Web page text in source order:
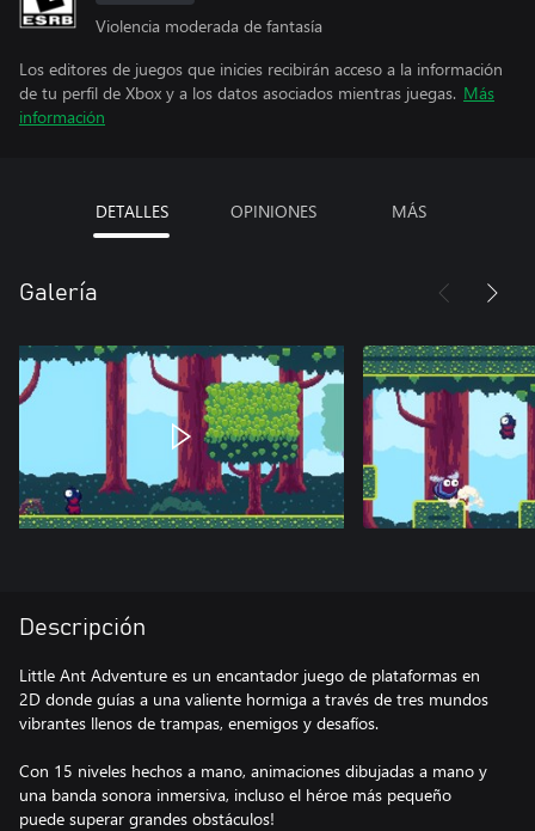
Violencia moderada de fantasía
Los editores de juegos que inicies recibirán acceso a la información
de tu perfil de Xbox y a los datos asociados mientras juegas. Más
información
DETALLES OPINIONES MÁS
Galería
Descripción
Little Ant Adventure es un encantador juego de plataformas en
2D donde guías a una valiente hormiga a través de tres mundos
vibrantes llenos de trampas, enemigos y desafíos.
Con 15 niveles hechos a mano, animaciones dibujadas a mano y
una banda sonora inmersiva, incluso el héroe más pequeño
puede superar grandes obstáculos!